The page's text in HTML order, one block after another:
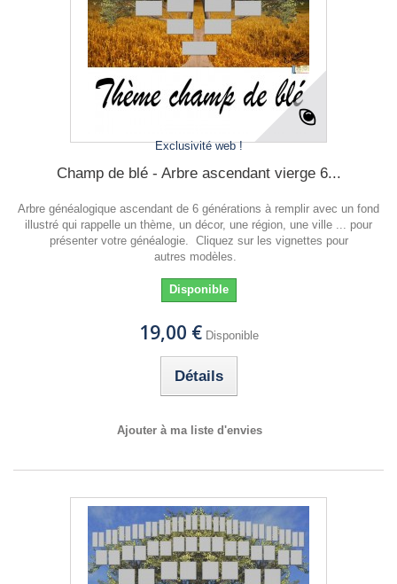
Exclusivité web !
Champ de blé - Arbre ascendant vierge 6...
Arbre généalogique ascendant de 6 générations à remplir avec un fond
illustré qui rappelle un thème, un décor, une région, une ville ... pour
présenter votre généalogie. Cliquez sur les vignettes pour
autres modèles.
Disponible
19,00 € Disponible
Détails
Ajouter à ma liste d'envies